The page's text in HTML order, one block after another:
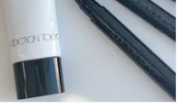
ボディケア 2026.08.04